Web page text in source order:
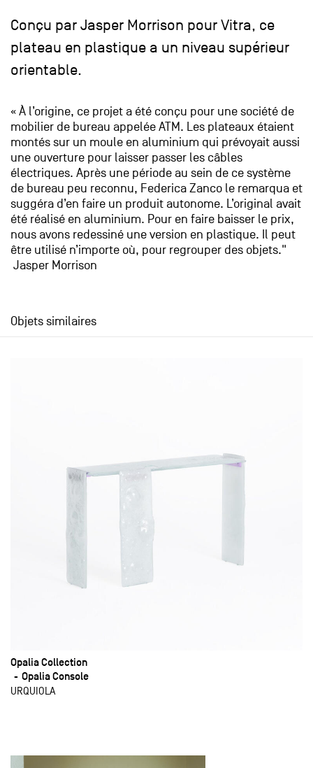
Conçu par Jasper Morrison pour Vitra, ce
plateau en plastique a un niveau supérieur
orientable.
« À l’origine, ce projet a été conçu pour une société de
mobilier de bureau appelée ATM. Les plateaux étaient
montés sur un moule en aluminium qui prévoyait aussi
une ouverture pour laisser passer les câbles
électriques. Après une période au sein de ce système
de bureau peu reconnu, Federica Zanco le remarqua et
suggéra d’en faire un produit autonome. L’original avait
été réalisé en aluminium. Pour en faire baisser le prix,
nous avons redessiné une version en plastique. Il peut
être utilisé n’importe où, pour regrouper des objets."
Jasper Morrison
Objets similaires
Opalia Collection
Opalia Console
URQUIOLA